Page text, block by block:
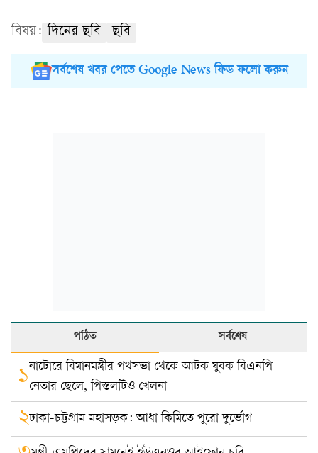
বিষয়: দিনের ছবি ছবি
সর্বশেষ খবর পেতে Google News ফিড ফলো করুন
পঠিত সর্বশেষ
১নাটোরে বিমানমন্ত্রীর পথসভা থেকে আটক যুবক বিএনপি
নেতার ছেলে, পিস্তলটিও খেলনা
২ঢাকা-চট্টগ্রাম মহাসড়ক: আধা কিমিতে পুরো দুর্ভোগ